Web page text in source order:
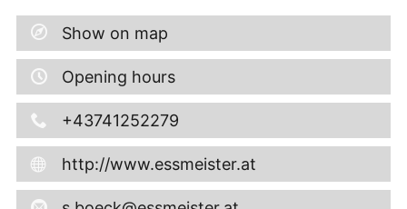
Show on map
Opening hours
+43741252279
http://www.essmeister.at